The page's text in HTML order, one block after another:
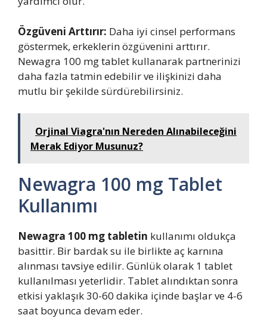
Özgüveni Arttırır: Daha iyi cinsel performans
göstermek, erkeklerin özgüvenini arttırır.
Newagra 100 mg tablet kullanarak partnerinizi
daha fazla tatmin edebilir ve ilişkinizi daha
mutlu bir şekilde sürdürebilirsiniz.
Orjinal Viagra'nın Nereden Alınabileceğini
Merak Ediyor Musunuz?
Newagra 100 mg Tablet
Kullanımı
Newagra 100 mg tabletin kullanımı oldukça
basittir. Bir bardak su ile birlikte aç karnına
alınması tavsiye edilir. Günlük olarak 1 tablet
kullanılması yeterlidir. Tablet alındıktan sonra
etkisi yaklaşık 30-60 dakika içinde başlar ve 4-6
saat boyunca devam eder.